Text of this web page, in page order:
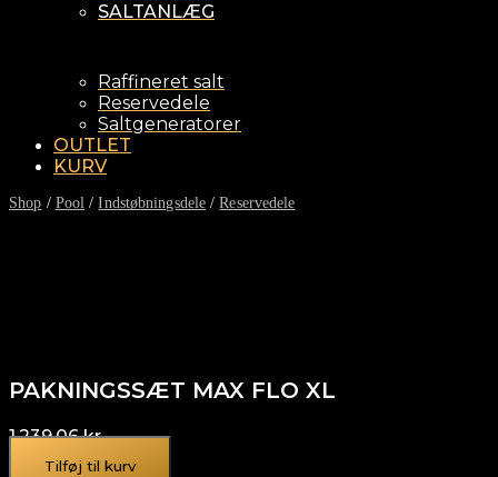
SALTANLÆG
Raffineret salt
Reservedele
Saltgeneratorer
OUTLET
KURV
Shop / Pool /Indstøbningsdele /Reservedele
PAKNINGSSÆT MAX FLO XL
1.239,06kr.
Tilføj til kurv